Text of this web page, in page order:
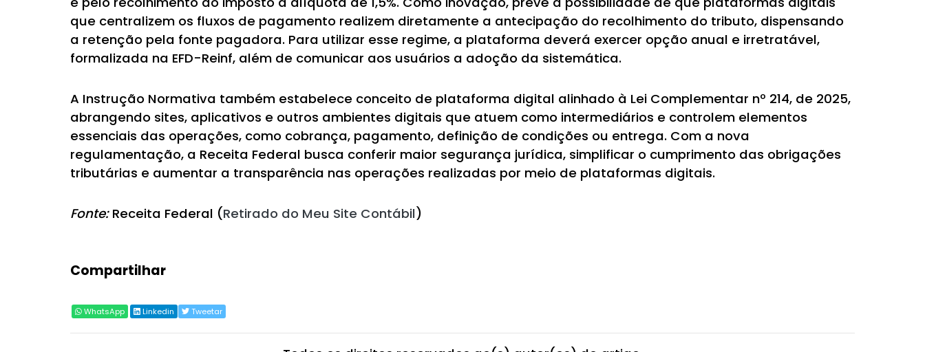
que centralizem os fluxos de pagamento realizem diretamente a antecipação do recolhimento do tributo, dispensando
a retenção pela fonte pagadora. Para utilizar esse regime, a plataforma deverá exercer opção anual e irretratável,
formalizada na EFD-Reinf, além de comunicar aos usuários a adoção da sistemática.
A Instrução Normativa também estabelece conceito de plataforma digital alinhado à Lei Complementar nº 214, de 2025,
abrangendo sites, aplicativos e outros ambientes digitais que atuem como intermediários e controlem elementos
essenciais das operações, como cobrança, pagamento, definição de condições ou entrega. Com a nova
regulamentação, a Receita Federal busca conferir maior segurança jurídica, simplificar o cumprimento das obrigações
tributárias e aumentar a transparência nas operações realizadas por meio de plataformas digitais.
Fonte:Receita Federal (Retirado do Meu Site Contábil)
Compartilhar
WhatsApp Linkedin Tweetar